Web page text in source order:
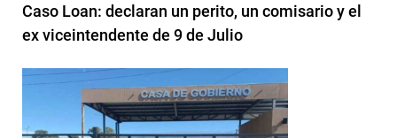
Caso Loan: declaran un perito, un comisario y el
ex viceintendente de 9 de Julio